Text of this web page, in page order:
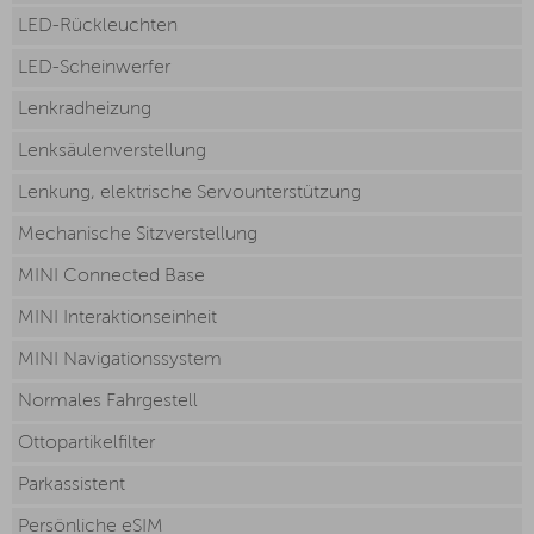
LED-Rückleuchten
LED-Scheinwerfer
Lenkradheizung
Lenksäulenverstellung
Lenkung, elektrische Servounterstützung
Mechanische Sitzverstellung
MINI Connected Base
MINI Interaktionseinheit
MINI Navigationssystem
Normales Fahrgestell
Ottopartikelfilter
Parkassistent
Persönliche eSIM